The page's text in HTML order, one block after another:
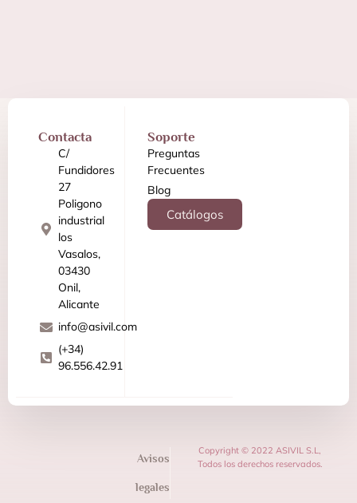
Contacta
C/
Fundidores
27
Poligono
industrial
los
Vasalos,
03430
Onil,
Alicante
info@asivil.com
(+34)
96.556.42.91
Soporte
Preguntas
Frecuentes
Blog
Catálogos
Avisos
legales
Copyright © 2022 ASIVIL S.L,
Todos los derechos reservados.